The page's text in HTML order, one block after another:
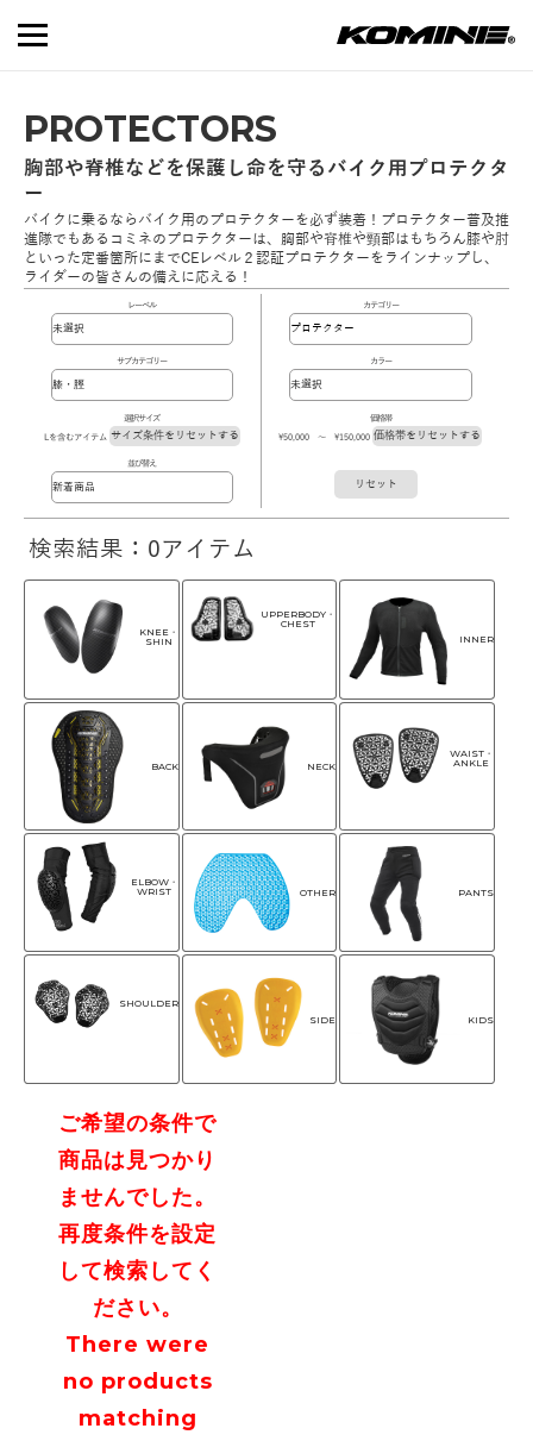
PROTECTORS
胸部や脊椎などを保護し命を守るバイク用プロテクタ
ー
バイクに乗るならバイク用のプロテクターを必ず装着！プロテクター普及推
進隊でもあるコミネのプロテクターは、胸部や脊椎や頸部はもちろん膝や肘
といった定番箇所にまでCEレベル２認証プロテクターをラインナップし、
ライダーの皆さんの備えに応える！
レーベル カテゴリー
サブカテゴリー カラー
選択サイズ
Lを含むアイテム サイズ条件をリセットする
価格帯
\50,000 ～ \150,000 価格帯をリセットする
並び替え
リセット
検索結果：0アイテム
KNEE・
SHIN
UPPERBODY・
CHEST
INNER
BACK NECK
WAIST・
ANKLE
ELBOW・
WRIST
OTHER PANTS
SHOULDER
SIDE
KIDS
ご希望の条件で
商品は見つかり
ませんでした。
再度条件を設定
して検索してく
ださい。
There were
no products
matching